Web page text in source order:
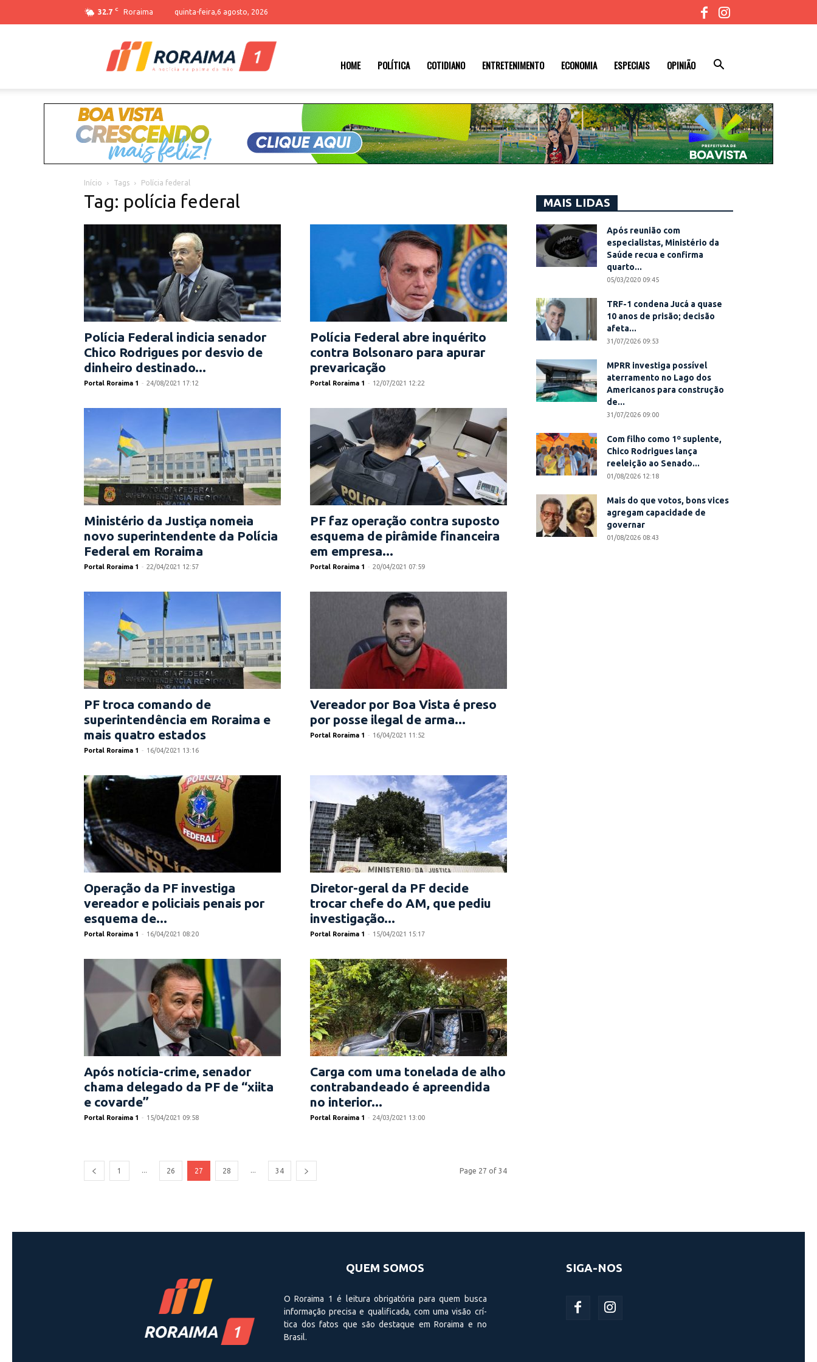
32.7 C Roraima quinta-feira,6 agosto, 2026
HOME POLÍTICA COTIDIANO ENTRETENIMENTO ECONOMIA ESPECIAIS OPINIÃO
Início Tags Polícia federal
Tag: polícia federal
Polícia Federal indicia senador
Chico Rodrigues por desvio de
dinheiro destinado...
Portal Roraima 1 - 24/08/2021 17:12
Polícia Federal abre inquérito
contra Bolsonaro para apurar
prevaricação
Portal Roraima 1 - 12/07/2021 12:22
Ministério da Justiça nomeia
novo superintendente da Polícia
Federal em Roraima
Portal Roraima 1 - 22/04/2021 12:57
PF faz operação contra suposto
esquema de pirâmide financeira
em empresa...
Portal Roraima 1 - 20/04/2021 07:59
PF troca comando de
superintendência em Roraima e
mais quatro estados
Portal Roraima 1 - 16/04/2021 13:16
Vereador por Boa Vista é preso
por posse ilegal de arma...
Portal Roraima 1 - 16/04/2021 11:52
Operação da PF investiga
vereador e policiais penais por
esquema de...
Portal Roraima 1 - 16/04/2021 08:20
Diretor-geral da PF decide
trocar chefe do AM, que pediu
investigação...
Portal Roraima 1 - 15/04/2021 15:17
Após notícia-crime, senador
chama delegado da PF de “xiita
e covarde”
Portal Roraima 1 - 15/04/2021 09:58
Carga com uma tonelada de alho
contrabandeado é apreendida
no interior...
Portal Roraima 1 - 24/03/2021 13:00
1 ... 26 27 28 ... 34 Page 27 of 34
MAIS LIDAS
Após reunião com
especialistas, Ministério da
Saúde recua e confirma
quarto...
05/03/2020 09:45
TRF-1 condena Jucá a quase
10 anos de prisão; decisão
afeta...
31/07/2026 09:53
MPRR investiga possível
aterramento no Lago dos
Americanos para construção
de...
31/07/2026 09:00
Com filho como 1º suplente,
Chico Rodrigues lança
reeleição ao Senado...
01/08/2026 12:18
Mais do que votos, bons vices
agregam capacidade de
governar
01/08/2026 08:43
QUEM SOMOS
O Roraima 1 é leitura obrigatória para quem busca
informação precisa e qualificada, com uma visão crí­
tica dos fatos que são destaque em Roraima e no
Brasil.
SIGA-NOS